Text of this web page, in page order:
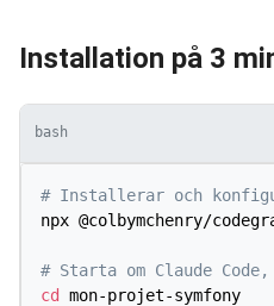
Installation på 3
bash
# Installerar och
npx @colbymchenry/
# Starta om Claude
cd
mon-projet-symfony